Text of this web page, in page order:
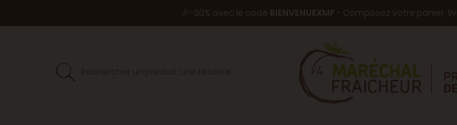
🎉-20% avec le code BIENVENUEXMF - Composez votre panier,